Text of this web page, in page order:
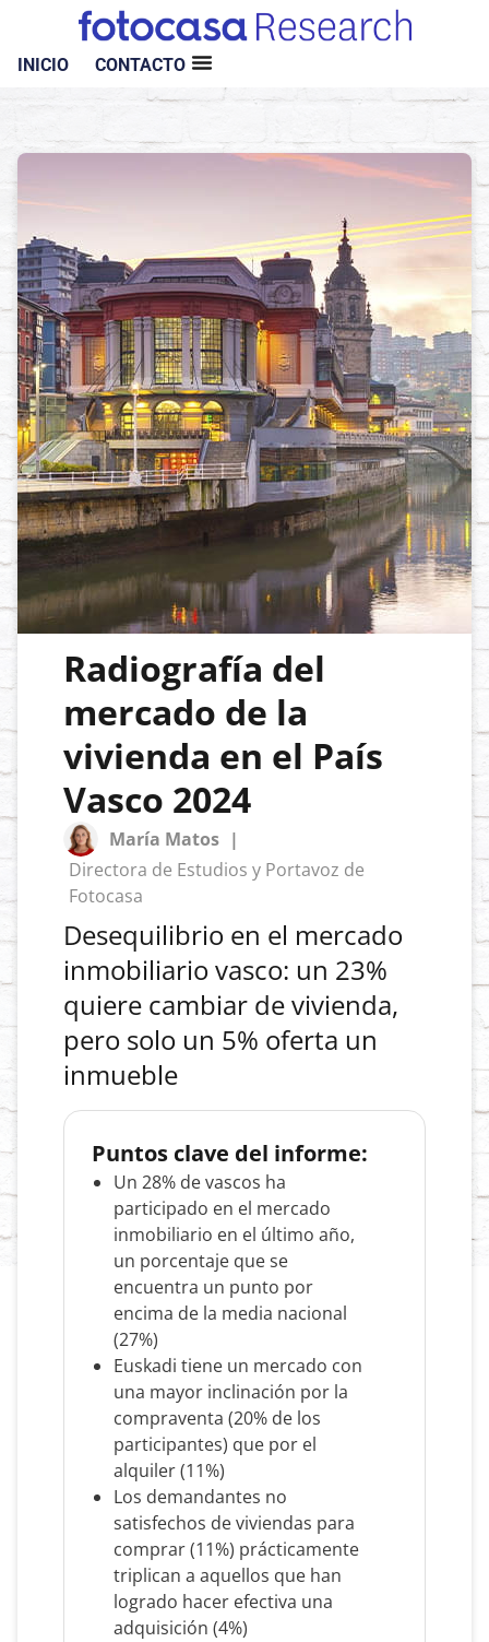
INICIO CONTACTO
Radiografía del
mercado de la
vivienda en el País
Vasco 2024
María Matos |
Directora de Estudios y Portavoz de
Fotocasa
Desequilibrio en el mercado
inmobiliario vasco: un 23%
quiere cambiar de vivienda,
pero solo un 5% oferta un
inmueble
Puntos clave del informe:
Un 28% de vascos ha
participado en el mercado
inmobiliario en el último año,
un porcentaje que se
encuentra un punto por
encima de la media nacional
(27%)
Euskadi tiene un mercado con
una mayor inclinación por la
compraventa (20% de los
participantes) que por el
alquiler (11%)
Los demandantes no
satisfechos de viviendas para
comprar (11%) prácticamente
triplican a aquellos que han
logrado hacer efectiva una
adquisición (4%)